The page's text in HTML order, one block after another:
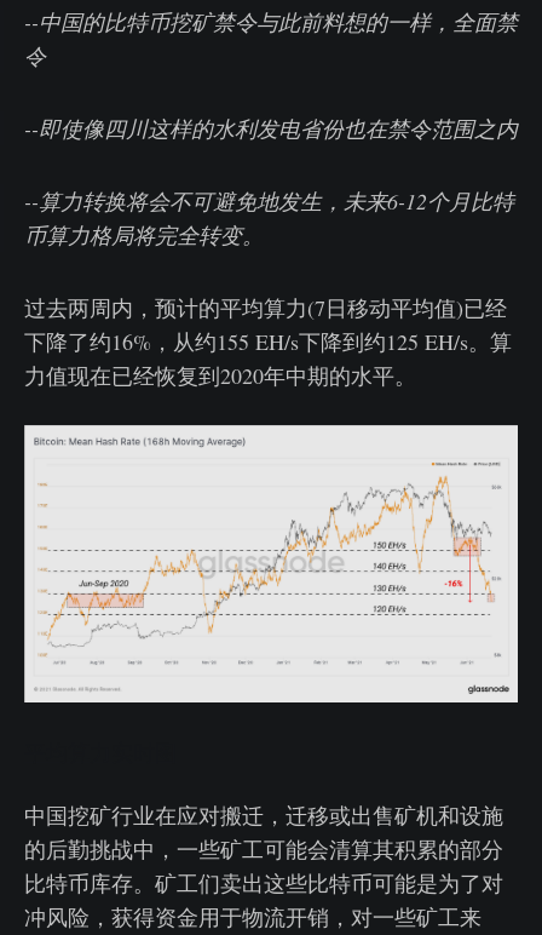
--中国的比特币挖矿禁令与此前料想的一样，全面禁
令
--即使像四川这样的水利发电省份也在禁令范围之内
--算力转换将会不可避免地发生，未来6-12个月比特
币算力格局将完全转变。
过去两周内，预计的平均算力(7日移动平均值)已经
下降了约16%，从约155 EH/s下降到约125 EH/s。算
力值现在已经恢复到2020年中期的水平。
中国挖矿行业在应对搬迁，迁移或出售矿机和设施
的后勤挑战中，一些矿工可能会清算其积累的部分
比特币库存。矿工们卖出这些比特币可能是为了对
冲风险，获得资金用于物流开销，对一些矿工来